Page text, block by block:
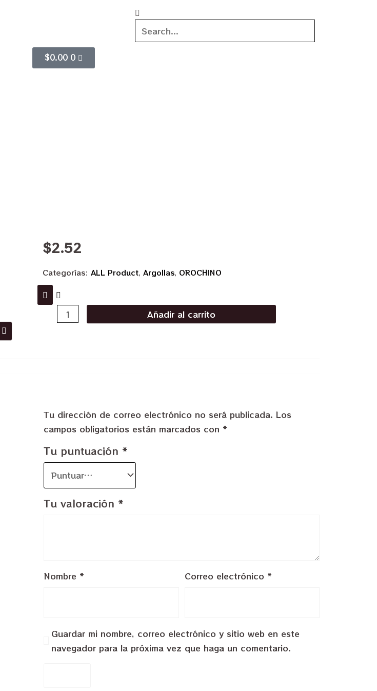
$0.00 0
$2.52
Categorías: ALL Product, Argollas, OROCHINO
Añadir al carrito
Tu dirección de correo electrónico no será publicada. Los
campos obligatorios están marcados con *
Tu puntuación *
Tu valoración *
Nombre * Correo electrónico *
Guardar mi nombre, correo electrónico y sitio web en este
navegador para la próxima vez que haga un comentario.